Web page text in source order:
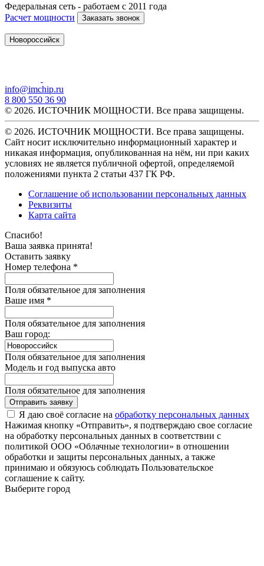
Федеральная сеть - работаем с 2011 года
Расчет мощности
Заказать звонок
Новороссийск
info@imchip.ru
8 800 550 36 90
© 2026. ИСТОЧНИК МОЩНОСТИ. Все права защищены.
© 2026. ИСТОЧНИК МОЩНОСТИ. Все права защищены.
Сайт носит исключительно информационный характер и
никакая информация, опубликованная на нём, ни при каких
условиях не является публичной офертой, определяемой
положениями пункта 2 статьи 437 ГК РФ.
Соглашение об использовании персональных данных
Реквизиты
Карта сайта
Спасибо!
Ваша заявка принята!
Оставить заявку
Номер телефона *
Поля обязательное для заполнения
Ваше имя *
Поля обязательное для заполнения
Ваш город:
Поля обязательное для заполнения
Модель и год выпуска авто
Поля обязательное для заполнения
Отправить заявку
Я даю своё согласие на обработку персональных данных
Нажимая кнопку «Отправить», я подтверждаю свое согласие
на обработку персональных данных в соответствии с
политикой ООО «Облачные технологии» в отношении
обработки и защиты персональных данных, а также
принимаю и обязуюсь соблюдать Пользовательское
соглашение к сайту.
Выберите город